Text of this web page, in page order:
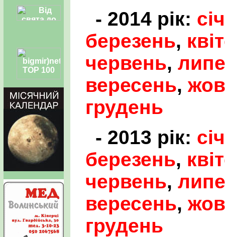
- 2014 рік:
березень,
червень,
вересень,
грудень
- 2013 рік:
березень,
червень,
вересень,
грудень